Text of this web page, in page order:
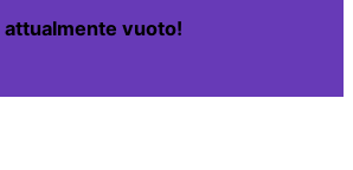
vuoto!